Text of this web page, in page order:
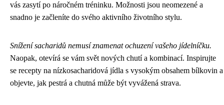
vás zasytí po náročném tréninku. Možnosti jsou neomezené a
snadno je začleníte do svého aktivního životního stylu.
Snížení sacharidů nemusí znamenat ochuzení vašeho jídelníčku.
Naopak, otevírá se vám svět nových chutí a kombinací. Inspirujte
se recepty na nízkosacharidová jídla s vysokým obsahem bílkovin a
objevte, jak pestrá a chutná může být vyvážená strava.